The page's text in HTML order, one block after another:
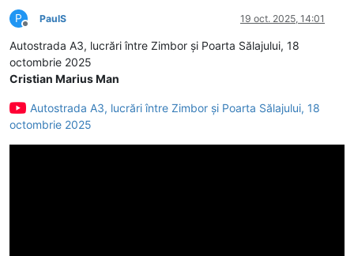
P
Deconectat
PaulS 19 oct. 2025, 14:01
Autostrada A3, lucrări între Zimbor și Poarta Sălajului, 18
octombrie 2025
Cristian Marius Man
Autostrada A3, lucrări între Zimbor și Poarta Sălajului, 18
octombrie 2025